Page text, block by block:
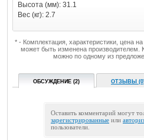
Высота (мм): 31.1
Вес (кг): 2.7
* - Комплектация, характеристики, цена
может быть изменена производителем.
можно по одному из
ОБСУЖДЕНИЕ (2) ОТЗЫВЫ
Оставить комментарий могут
зарегистрированные или
пользователи.